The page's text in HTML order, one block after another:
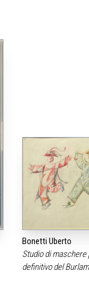
Bonetti Uberto
Studio di
definitivo del